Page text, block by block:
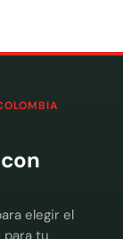
elegir el
tu